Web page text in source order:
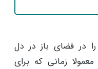
در فضای باز در دل
زمانی که برای